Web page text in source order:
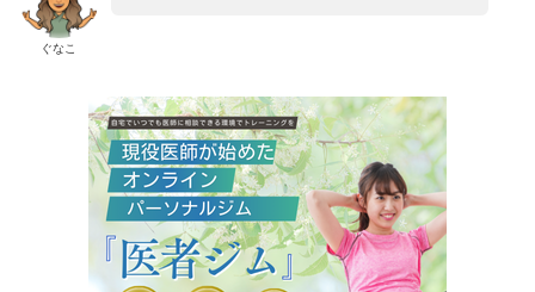
ぐなこ